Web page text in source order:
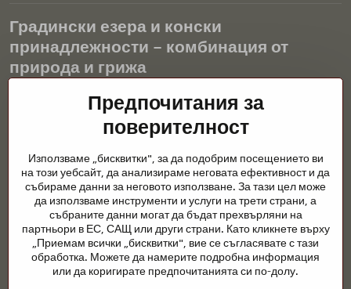
Градински езера и конски
принадлежности – комбинация от
природа и грижа
Градинските езера са красиво допълнение към всеки екстериор
и създават хармонична среда за релаксация и живот на водните
животни. Правилната технология, филтрацията и редовната
през цялата година. Също толкова важна е грижата за
животните, които са част от нашия живот.
Конете се нуждаят от висококачествени конски принадлежности,
правилно хранене и отговорни грижи, за да бъдат здрави, силни
и доволни. Независимо дали става въпрос за екипировка за
ездачи, развъдчици или любители на природата, целта е да се
създаде среда, която подкрепя естествения баланс,
Предпочитания за
поверителност
Използваме „бисквитки", за да подобрим посещението ви
на този уебсайт, да анализираме неговата ефективност и да
събираме данни за неговото използване. За тази цел може
да използваме инструменти и услуги на трети страни, а
събраните данни могат да бъдат прехвърляни на
партньори в ЕС, САЩ или други страни. Като кликнете върху
„Приемам всички „бисквитки", вие се съгласявате с тази
обработка. Можете да намерите подробна информация
или да коригирате предпочитанията си по-долу.